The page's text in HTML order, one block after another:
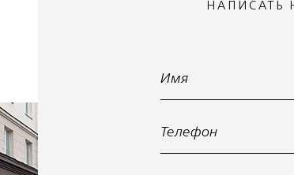
НАПИСАТЬ
Имя
Телефон